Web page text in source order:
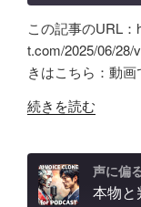
Studio】
バ
イ
ブ
コ
デ
ィ
ン
間
の
ポ
ッ
ャ
ス
Amazon
RSS
RSS FEED
SHARE
LINK
EMBED
この記事のURL
t.com/2025/06/28/
きはこちら：動
"旧
え？
ポ
続きを読む
声に偏